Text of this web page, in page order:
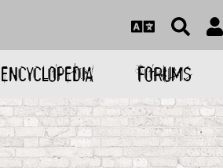
ENCYCLOPEDIA FORUMS